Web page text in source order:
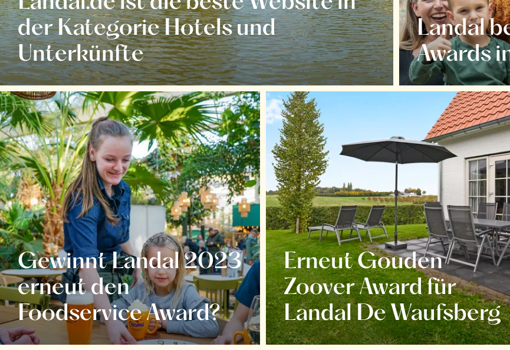
der Kategorie Hotels und
Unterkünfte
Landal
Awards
Gewinnt Landal 2023
erneut den
Foodservice Award?
Erneut Gouden
Zoover Award für
Landal De Waufsberg